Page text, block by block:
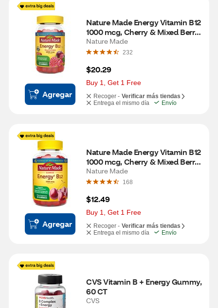
Agregar
Nature Made Energy Vitamin B12
1000 mcg, Cherry & Mixed Berry
Flavored Gummy Vitamins, 150
CT
Nature Made
232
$20.29
Buy 1, Get 1 Free
Recoger - Verificar más tiendas
Entrega el mismo día
Envío
Agregar
Nature Made Energy Vitamin B12
1000 mcg, Cherry & Mixed Berry
Flavored Gummy Vitamins, 80
CT
Nature Made
168
$12.49
Buy 1, Get 1 Free
Recoger - Verificar más tiendas
Entrega el mismo día
Envío
CVS Vitamin B + Energy Gummy,
60 CT
CVS